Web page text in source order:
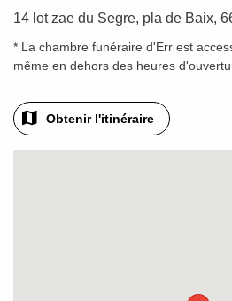
14 lot zae du Segre, pla de Baix,
* La chambre funéraire d'Err est
même en dehors des heures
Obtenir l'itinéraire